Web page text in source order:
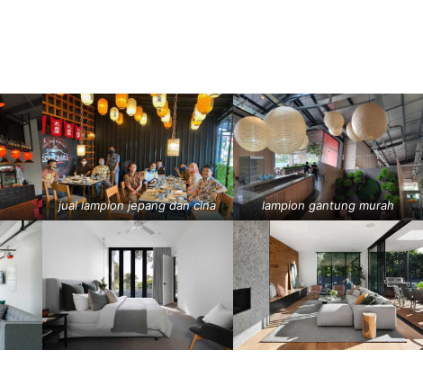
jual lampion jepang dan cina lampion gantung murah